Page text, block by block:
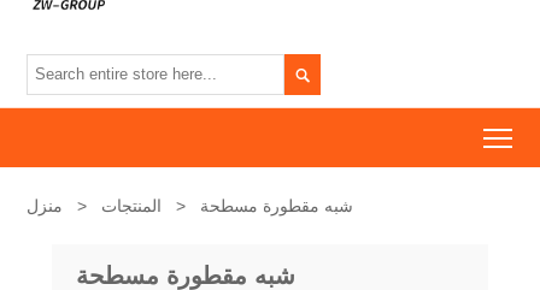

منزل > المنتجات > شبه مقطورة مسطحة
شبه مقطورة مسطحة